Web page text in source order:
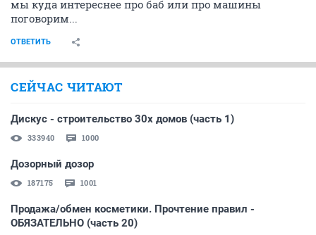
мы куда интереснее про баб или про машины
поговорим...
ОТВЕТИТЬ
СЕЙЧАС ЧИТАЮТ
Дискус - строительство 30х домов (часть 1)
333940 1000
Дозорный дозор
187175 1001
Продажа/обмен косметики. Прочтение правил -
ОБЯЗАТЕЛЬНО (часть 20)